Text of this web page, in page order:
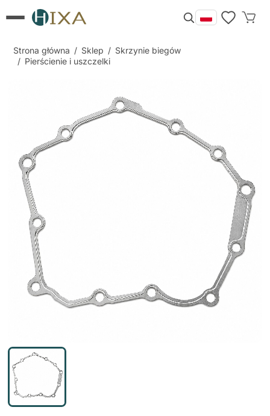
Strona główna / Sklep / Skrzynie biegów
/ Pierścienie i uszczelki